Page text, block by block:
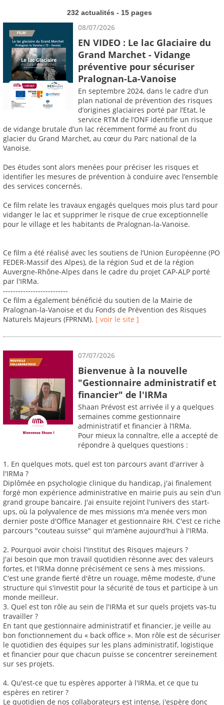
232 actualités - 15 pages
08/07/2026
EN VIDEO : Le lac Glaciaire du
Grand Marchet - Vidange
préventive pour sécuriser
Pralognan-La-Vanoise
En septembre 2024, dans le cadre d’un
plan national de prévention des risques
d’origines glaciaires porté par l’Etat, le
service RTM de l’ONF identifie un risque
de vidange brutale d’un lac récemment formé au front du
glacier du Grand Marchet, au cœur du Parc national de la
Vanoise.
Des études sont alors menées pour préciser les risques et
identifier les mesures de prévention à conduire avec l’ensemble
des services concernés.
Ce film relate les travaux engagés quelques mois plus tard pour
vidanger le lac et supprimer le risque de crue exceptionnelle
pour le village et les habitants de Pralognan-la-Vanoise.
Ce film a été réalisé avec les soutiens de l’Union Européenne (PO
FEDER-Massif des Alpes), de la région Sud et de la région
Auvergne-Rhône-Alpes dans le cadre du projet CAP-ALP porté
par l'IRMa.
--------------------------
Ce film a également bénéficié du soutien de la Mairie de
Pralognan-la-Vanoise et du Fonds de Prévention des Risques
Naturels Majeurs (FPRNM). [ voir le site ]
07/07/2026
Bienvenue à la nouvelle
"Gestionnaire administratif et
financier" de l'IRMa
Shaan Prévost est arrivée il y a quelques
semaines comme gestionnaire
administratif et financier à l’IRMa.
Pour mieux la connaître, elle a accepté de
répondre à quelques questions :
1. En quelques mots, quel est ton parcours avant d'arriver à
l'IRMa ?
Diplômée en psychologie clinique du handicap, j'ai finalement
forgé mon expérience administrative en mairie puis au sein d'un
grand groupe bancaire. J'ai ensuite rejoint l'univers des start-
ups, où la polyvalence de mes missions m'a menée vers mon
dernier poste d'Office Manager et gestionnaire RH. C'est ce riche
parcours "couteau suisse" qui m'amène aujourd'hui à l'IRMa.
2. Pourquoi avoir choisi l'Institut des Risques majeurs ?
J'ai besoin que mon travail quotidien résonne avec des valeurs
fortes, et l'IRMa donne précisément ce sens à mes missions.
C'est une grande fierté d'être un rouage, même modeste, d'une
structure qui s'investit pour la sécurité de tous et participe à un
monde meilleur.
3. Quel est ton rôle au sein de l'IRMa et sur quels projets vas-tu
travailler ?
En tant que gestionnaire administratif et financier, je veille au
bon fonctionnement du « back office ». Mon rôle est de sécuriser
le quotidien des équipes sur les plans administratif, logistique
et financier pour que chacun puisse se concentrer sereinement
sur ses projets.
4. Qu'est-ce que tu espères apporter à l'IRMa, et ce que tu
espères en retirer ?
Le quotidien de nos collaborateurs est intense, j'espère donc